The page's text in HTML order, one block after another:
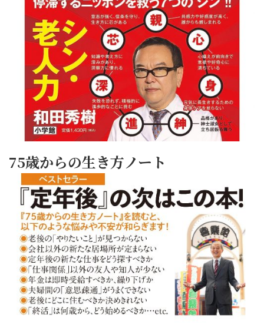
75歳からの生き方ノート